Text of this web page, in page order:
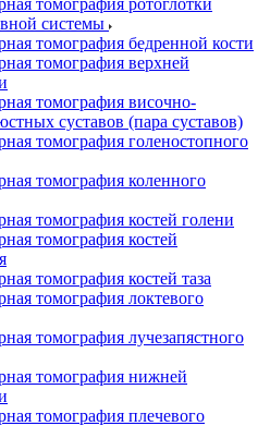
томография ротоглотки
системы
томография бедренной кости
томография верхней
томография височно-
суставов (пара суставов)
томография голеностопного
томография коленного
томография костей голени
томография костей
томография костей таза
томография локтевого
томография лучезапястного
томография нижней
томография плечевого